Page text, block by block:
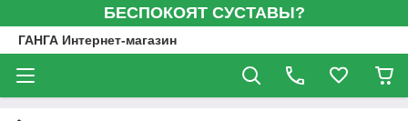
БЕСПОКОЯТ СУСТАВЫ?
ГАНГА Интернет-магазин